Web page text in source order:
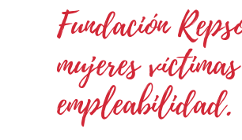
Fundación
mujeres
empleabilidad.